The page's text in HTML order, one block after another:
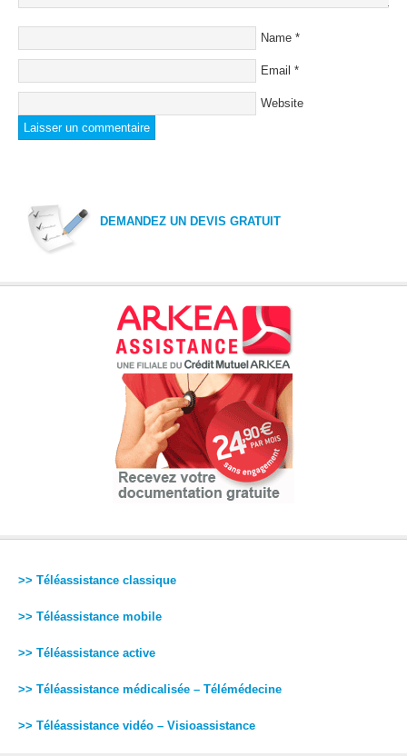
Name *
Email *
Website
DEMANDEZ UN DEVIS GRATUIT
>> Téléassistance classique
>> Téléassistance mobile
>> Téléassistance active
>> Téléassistance médicalisée – Télémédecine
>> Téléassistance vidéo – Visioassistance